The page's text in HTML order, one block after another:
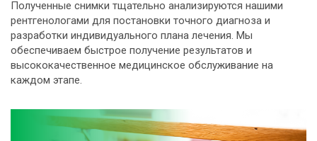
Полученные снимки тщательно анализируются нашими
рентгенологами для постановки точного диагноза и
разработки индивидуального плана лечения. Мы
обеспечиваем быстрое получение результатов и
высококачественное медицинское обслуживание на
каждом этапе.